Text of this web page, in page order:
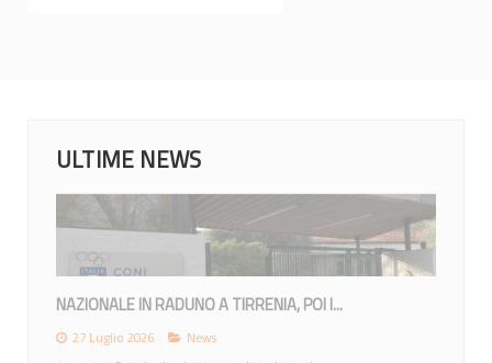
ULTIME NEWS
MONDIALI 2026: IL CALENDARIO DEGLI...
23 Giugno 2026 News